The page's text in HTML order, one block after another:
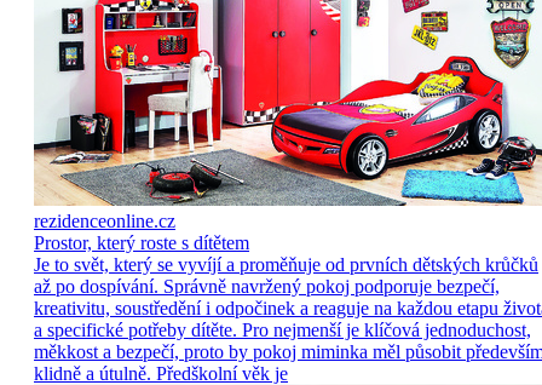
rezidenceonline.cz
Prostor, který roste s dítětem
Je to svět, který se vyvíjí a proměňuje od prvních dětských krůčků
až po dospívání. Správně navržený pokoj podporuje bezpečí,
kreativitu, soustředění i odpočinek a reaguje na každou etapu
a specifické potřeby dítěte. Pro nejmenší je klíčová jednoduchost,
měkkost a bezpečí, proto by pokoj miminka měl působit
klidně a útulně. Předškolní věk je